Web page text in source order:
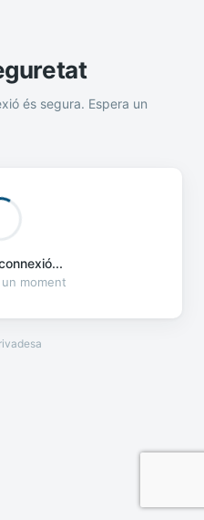
és segura. Espera un
moment